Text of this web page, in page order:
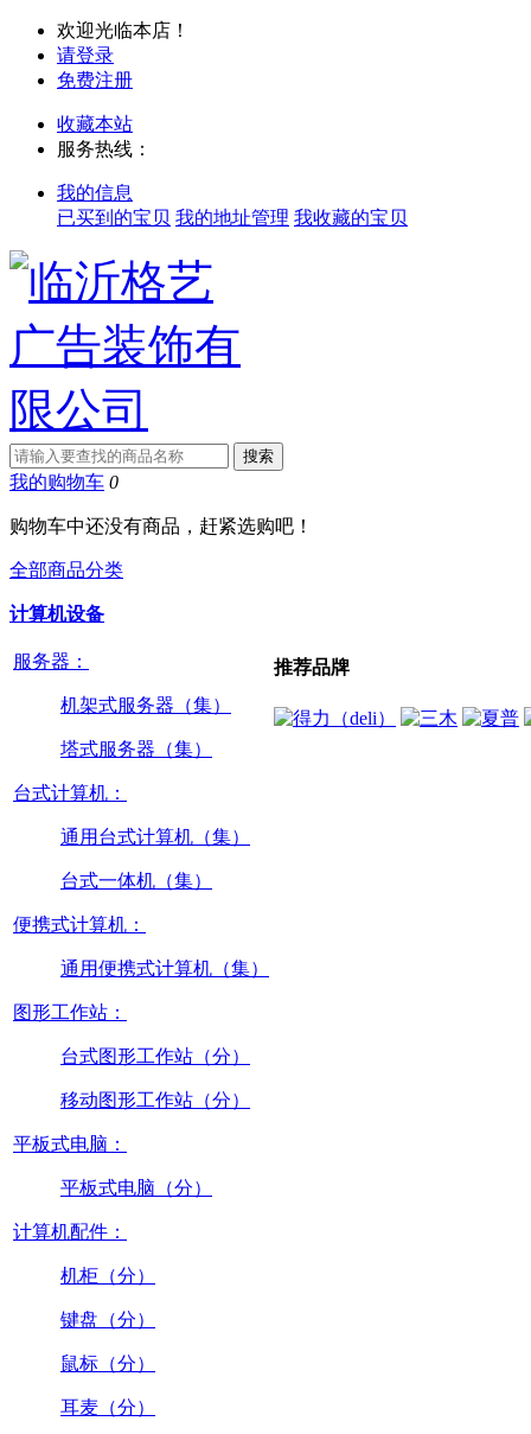
欢迎光临本店！
请登录
免费注册
收藏本站
服务热线：
我的信息
已买到的宝贝 我的地址管理 我收藏的宝贝
我的购物车 0
购物车中还没有商品，赶紧选购吧！
全部商品分类
计算机设备
服务器：
机架式服务器（集）
塔式服务器（集）
台式计算机：
通用台式计算机（集）
台式一体机（集）
便携式计算机：
通用便携式计算机（集）
图形工作站：
台式图形工作站（分）
移动图形工作站（分）
平板式电脑：
平板式电脑（分）
计算机配件：
机柜（分）
键盘（分）
鼠标（分）
耳麦（分）
推荐品牌